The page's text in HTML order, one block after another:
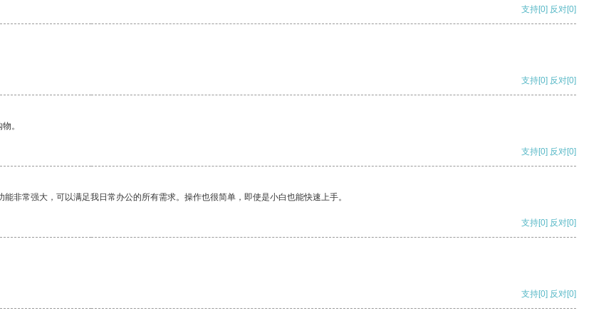
支持[0] 反对[0]
支持[0] 反对[0]
。
支持[0] 反对[0]
非常强大，可以满足我日常办公的所有需求。操作也很简单，即使是小白也能快速上手。
支持[0] 反对[0]
支持[0] 反对[0]